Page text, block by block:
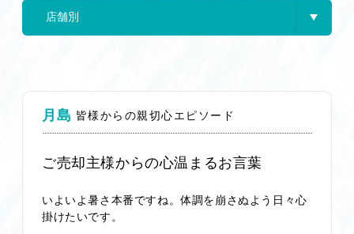
月島 皆様からの親切心エピソード
ご売却主様からの心温まるお言葉
いよいよ暑さ本番ですね。体調を崩さぬよう日々心
掛けたいです。